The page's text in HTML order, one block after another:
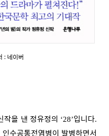
:네이버
작을 낸 정유정의 ‘28’입니다.
수공통전염병이 발병하면서